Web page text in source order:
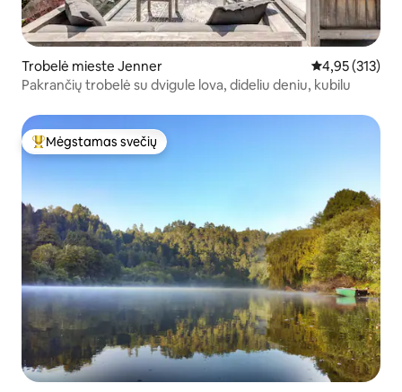
Trobelė mieste Jenner Vidutinis
4,95 (313)
Pakrančių trobelė su dvigule lova, dideliu deniu, kubilu
Svečių mėgstamiausias
Mėgstamas svečių